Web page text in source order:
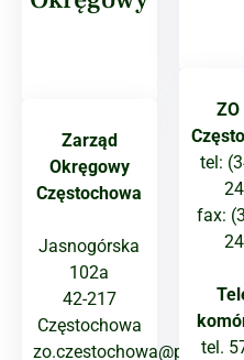
Zarząd
Okręgowy
Częstochowa
Jasnogórska
102a
42-217
Częstochowa
zo.czestochowa@pzlow.pl
ZO
tel:
fax:
tel.